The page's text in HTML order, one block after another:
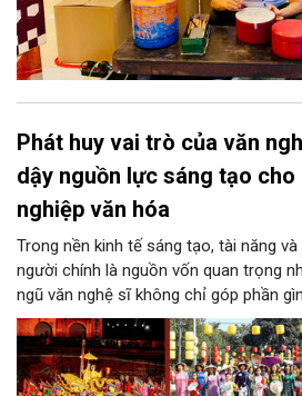
Phát huy vai trò của văn
dậy nguồn lực sáng tạo
nghiệp văn hóa
Trong nền kinh tế sáng tạo, tài năng
người chính là nguồn vốn quan trọng
ngũ văn nghệ sĩ không chỉ góp phần
mà còn giữ vai trò trung tâm trong
phẩm công nghiệp văn hóa có giá trị.
điều kiện để nguồn lực sáng tạo ấy